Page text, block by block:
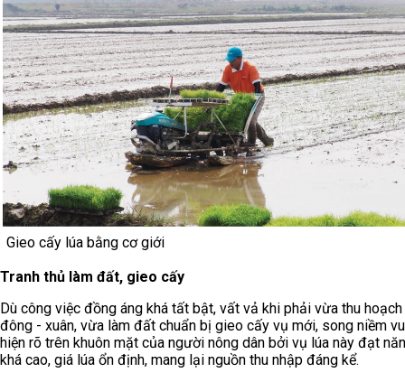
Gieo cấy lúa bằng cơ giới
Tranh thủ làm đất, gieo cấy
Dù công việc đồng áng khá tất bật, vất vả khi phải vừa thu hoạch
đông - xuân, vừa làm đất chuẩn bị gieo cấy vụ mới, song niềm
hiện rõ trên khuôn mặt của người nông dân bởi vụ lúa này đạt
khá cao, giá lúa ổn định, mang lại nguồn thu nhập đáng kể.